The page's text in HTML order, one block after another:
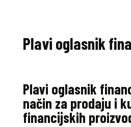
Plavi oglasnik
Plavi oglasnik
način za prodaju i
financijskih